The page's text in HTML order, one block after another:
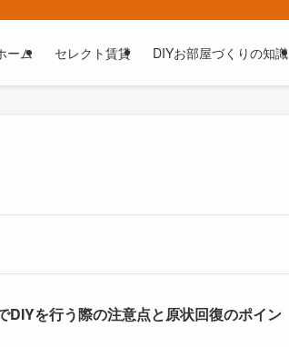
ーム セレクト賃貸 DIYお部屋づくりの知識
DIYを行う際の注意点と原状回復のポイン